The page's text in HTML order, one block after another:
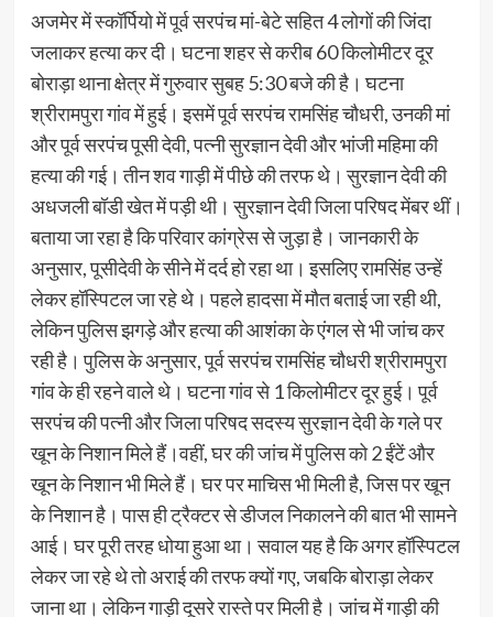
अजमेर में स्कॉर्पियो में पूर्व सरपंच मां-बेटे सहित 4 लोगों की जिंदा
जलाकर हत्या कर दी। घटना शहर से करीब 60 किलोमीटर दूर
बोराड़ा थाना क्षेत्र में गुरुवार सुबह 5:30 बजे की है। घटना
श्रीरामपुरा गांव में हुई। इसमें पूर्व सरपंच रामसिंह चौधरी, उनकी मां
और पूर्व सरपंच पूसी देवी, पत्नी सुरज्ञान देवी और भांजी महिमा की
हत्या की गई। तीन शव गाड़ी में पीछे की तरफ थे। सुरज्ञान देवी की
अधजली बॉडी खेत में पड़ी थी। सुरज्ञान देवी जिला परिषद मेंबर थीं।
बताया जा रहा है कि परिवार कांग्रेस से जुड़ा है। जानकारी के
अनुसार, पूसीदेवी के सीने में दर्द हो रहा था। इसलिए रामसिंह उन्हें
लेकर हॉस्पिटल जा रहे थे। पहले हादसा में मौत बताई जा रही थी,
लेकिन पुलिस झगड़े और हत्या की आशंका के एंगल से भी जांच कर
रही है। पुलिस के अनुसार, पूर्व सरपंच रामसिंह चौधरी श्रीरामपुरा
गांव के ही रहने वाले थे। घटना गांव से 1 किलोमीटर दूर हुई। पूर्व
सरपंच की पत्नी और जिला परिषद सदस्य सुरज्ञान देवी के गले पर
खून के निशान मिले हैं।वहीं, घर की जांच में पुलिस को 2 ईंटें और
खून के निशान भी मिले हैं। घर पर माचिस भी मिली है, जिस पर खून
के निशान है। पास ही ट्रैक्टर से डीजल निकालने की बात भी सामने
आई। घर पूरी तरह धोया हुआ था। सवाल यह है कि अगर हॉस्पिटल
लेकर जा रहे थे तो अराई की तरफ क्यों गए, जबकि बोराड़ा लेकर
जाना था। लेकिन गाड़ी दूसरे रास्ते पर मिली है। जांच में गाड़ी की